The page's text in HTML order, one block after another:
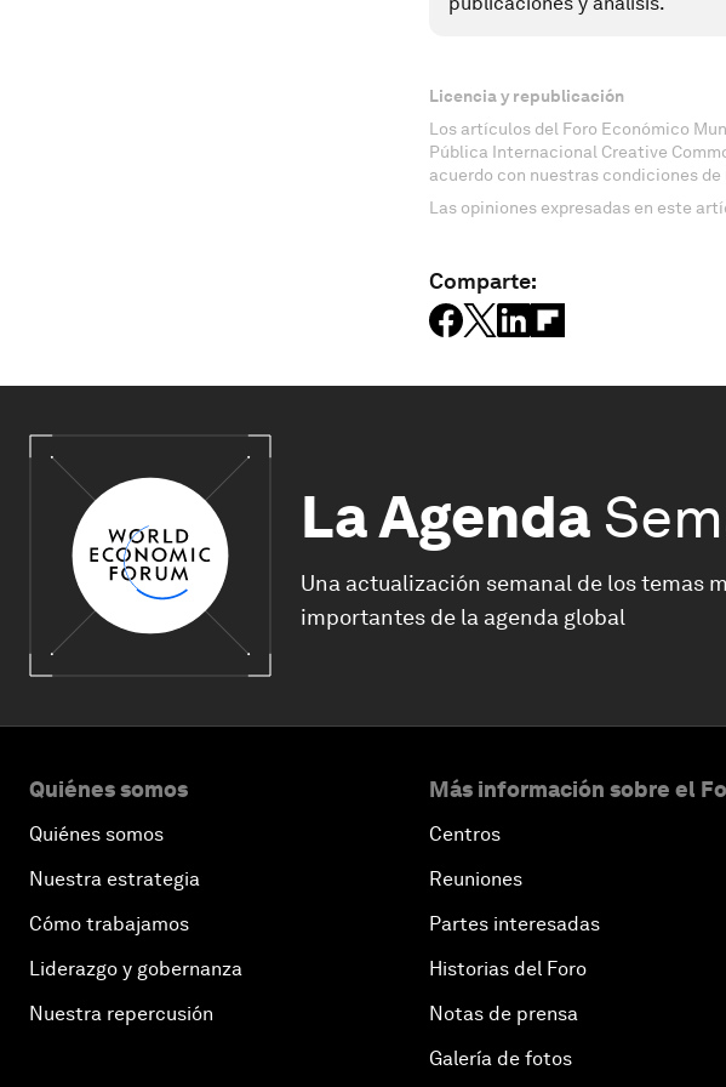
Licencia y republicación
Los artículos del Foro Económico
Pública Internacional Creative
acuerdo con nuestras condiciones de
Las opiniones expresadas en este
Comparte:
La Agenda
Una actualización semanal de los temas
importantes de la agenda global
Quiénes somos
Quiénes somos
Nuestra estrategia
Cómo trabajamos
Liderazgo y gobernanza
Nuestra repercusión
Más información sobre el
Centros
Reuniones
Partes interesadas
Historias del Foro
Notas de prensa
Galería de fotos